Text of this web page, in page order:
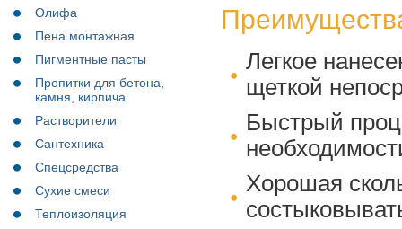
Легкое
щеткой
Быстрый
Хорошая
Олифа
Пена монтажная
Пигментные пасты
Пропитки для бетона,
камня, кирпича
Растворители
Сантехника
Спецсредства
Сухие смеси
Теплоизоляция